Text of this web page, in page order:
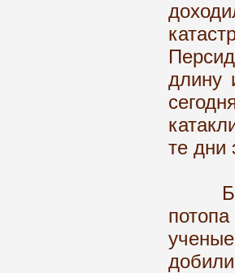
длину
те дни